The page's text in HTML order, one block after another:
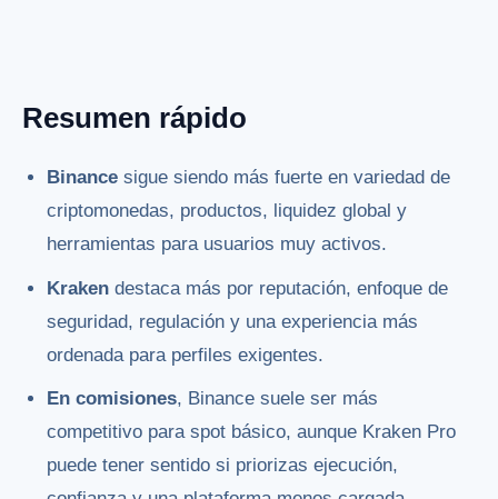
Resumen rápido
Binance sigue siendo más fuerte en variedad de
criptomonedas, productos, liquidez global y
herramientas para usuarios muy activos.
Kraken destaca más por reputación, enfoque de
seguridad, regulación y una experiencia más
ordenada para perfiles exigentes.
En comisiones, Binance suele ser más
competitivo para spot básico, aunque Kraken Pro
puede tener sentido si priorizas ejecución,